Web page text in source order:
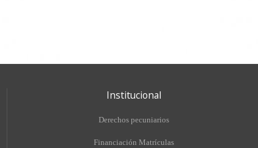
Institucional
Derechos pecuniarios
Financiación Matrículas